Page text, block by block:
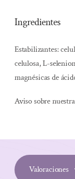
Ingredientes
Estabilizantes:
celulosa, L-
magnésicas de
Aviso sobre nuestra
Valoraciones